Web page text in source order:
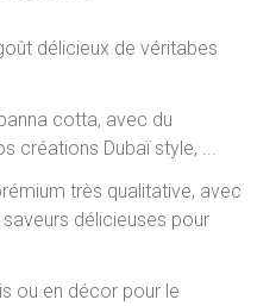
délicieux de véritabes
cotta, avec du
créations Dubaï style, ...
très qualitative, avec
délicieuses pour
ou en décor pour le